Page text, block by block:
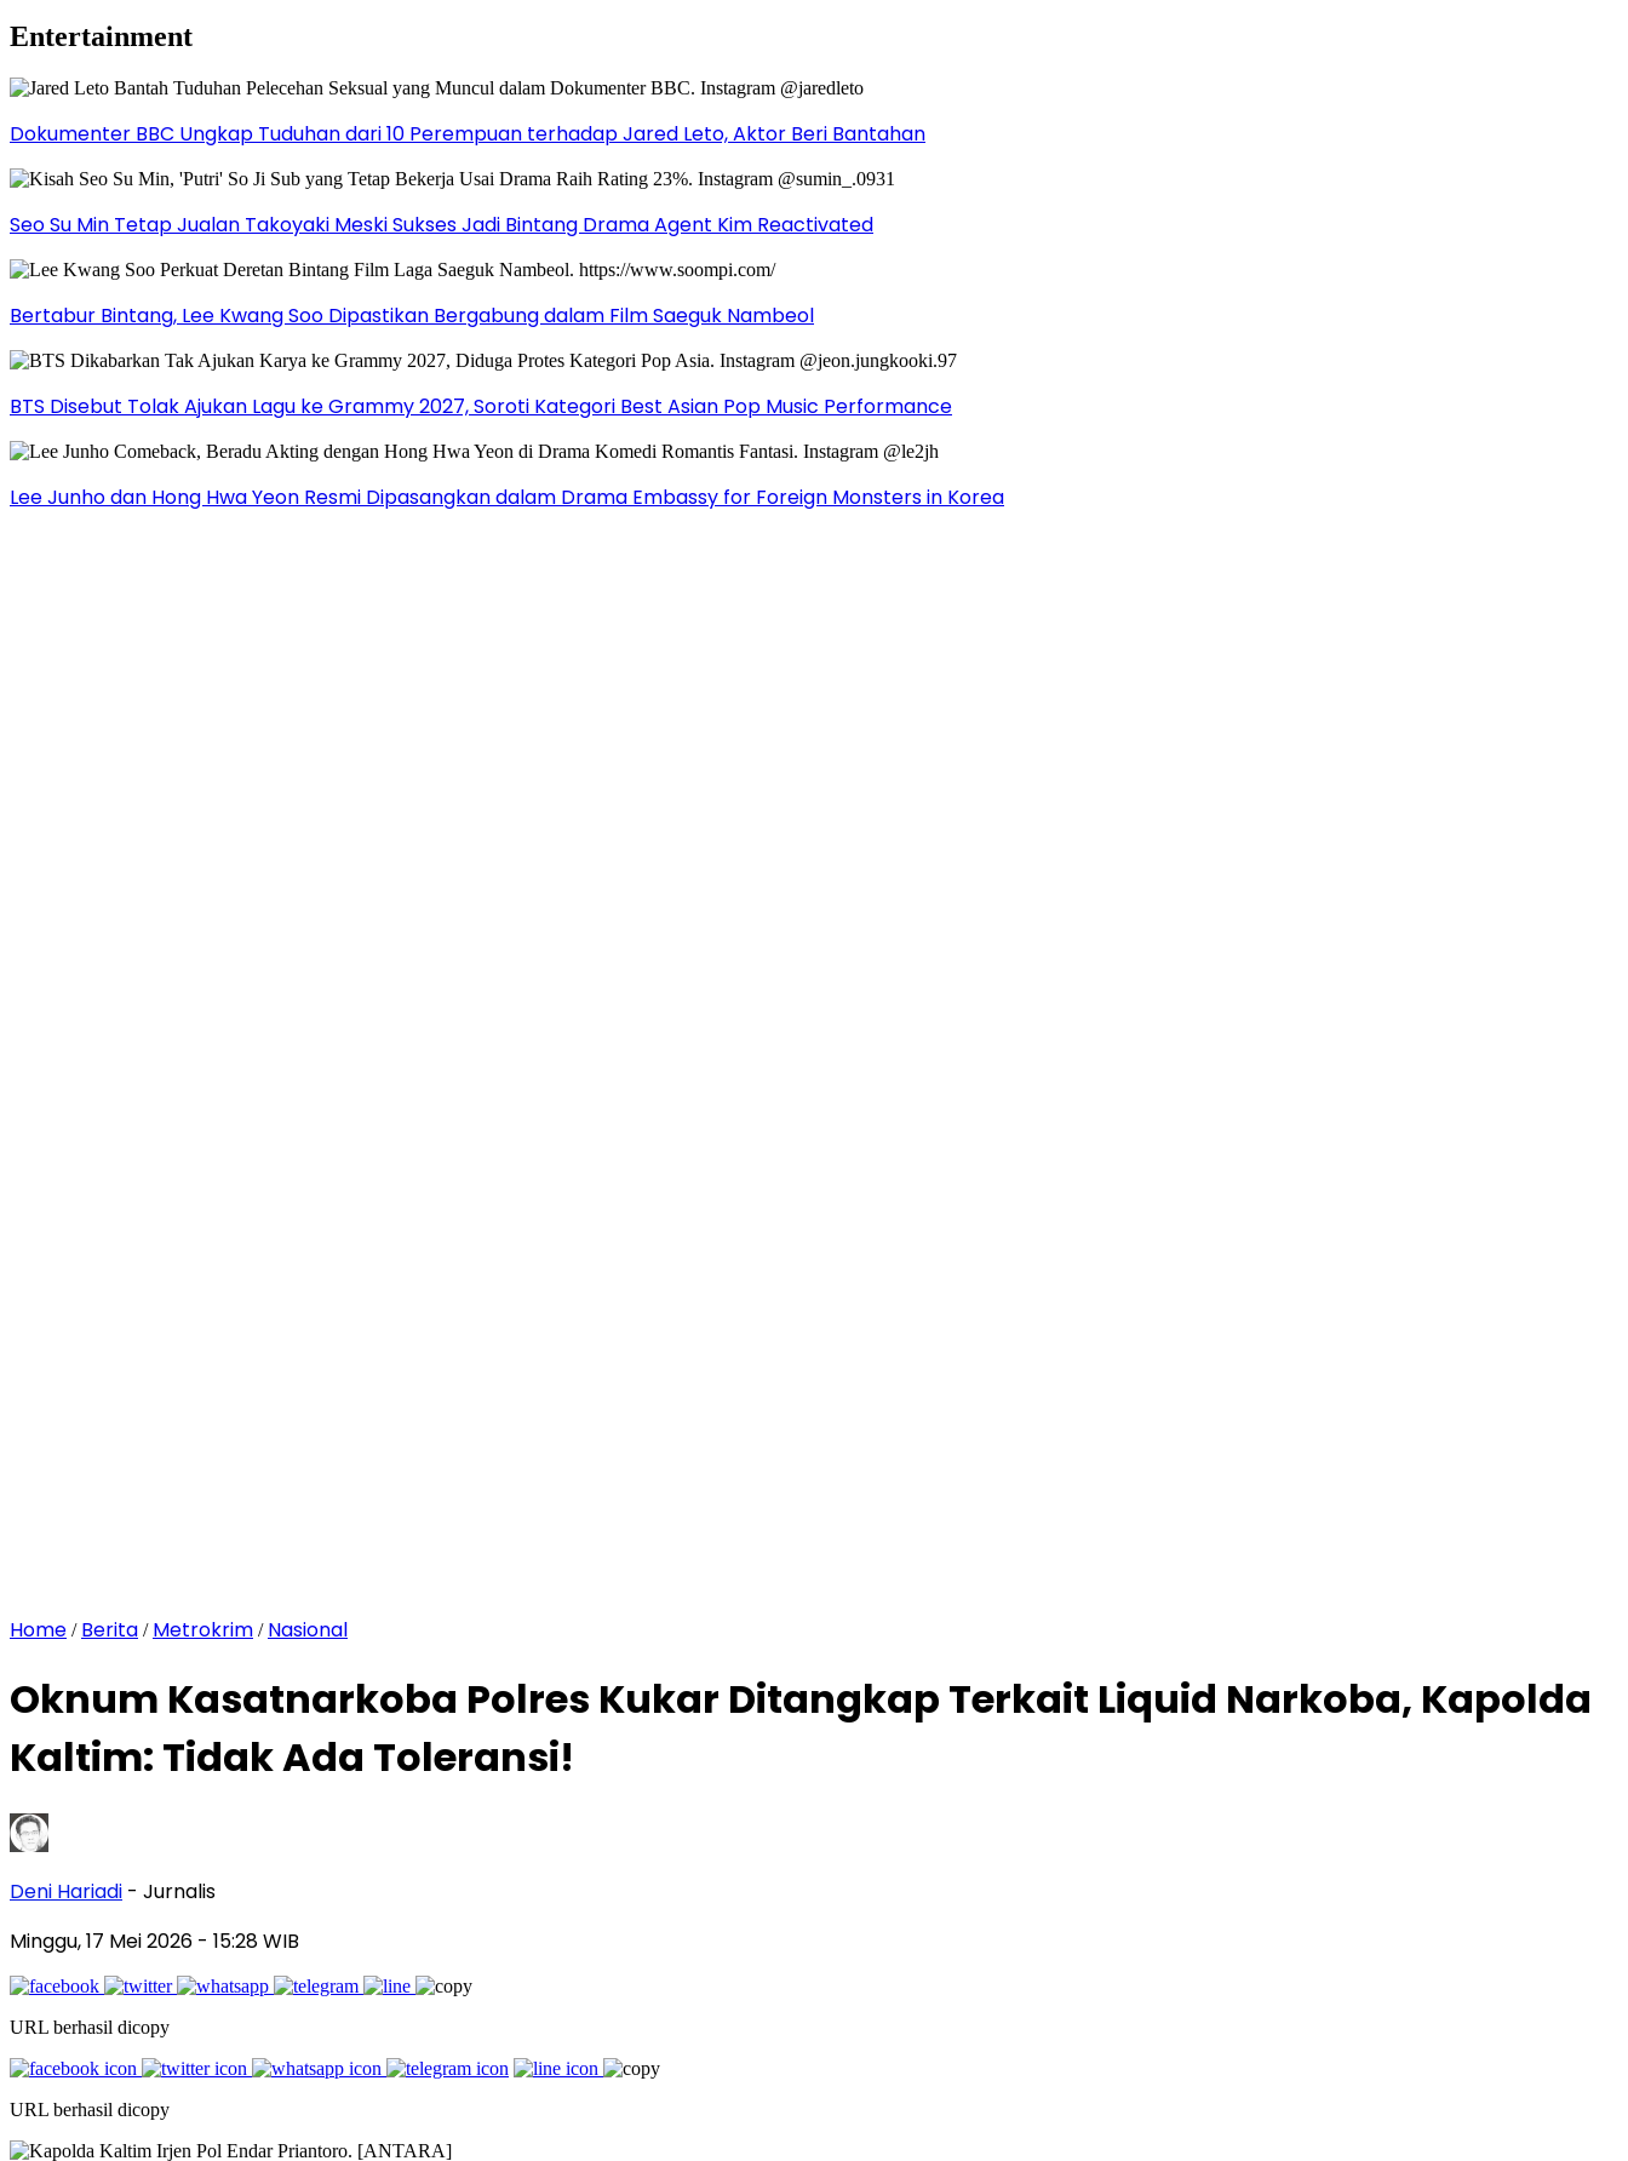
Entertainment
Dokumenter BBC Ungkap Tuduhan dari 10 Perempuan terhadap Jared Leto, Aktor Beri Bantahan
Seo Su Min Tetap Jualan Takoyaki Meski Sukses Jadi Bintang Drama Agent Kim Reactivated
Bertabur Bintang, Lee Kwang Soo Dipastikan Bergabung dalam Film Saeguk Nambeol
BTS Disebut Tolak Ajukan Lagu ke Grammy 2027, Soroti Kategori Best Asian Pop Music Performance
Lee Junho dan Hong Hwa Yeon Resmi Dipasangkan dalam Drama Embassy for Foreign Monsters in Korea
Home / Berita / Metrokrim / Nasional
Oknum Kasatnarkoba Polres Kukar Ditangkap Terkait Liquid Narkoba, Kapolda
Kaltim: Tidak Ada Toleransi!
Deni Hariadi - Jurnalis
Minggu, 17 Mei 2026 - 15:28 WIB
URL berhasil dicopy
URL berhasil dicopy